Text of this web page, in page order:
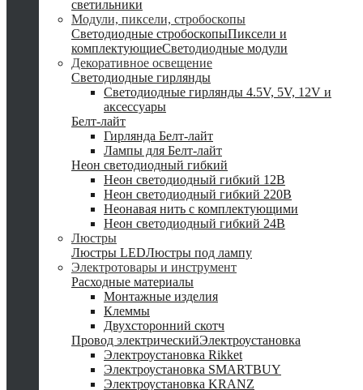
светильники
Модули, пиксели, стробоскопы
Светодиодные стробоскопыПиксели и
комплектующиеСветодиодные модули
Декоративное освещение
Светодиодные гирлянды
Светодиодные гирлянды 4.5V, 5V, 12V и
аксессуары
Белт-лайт
Гирлянда Белт-лайт
Лампы для Белт-лайт
Неон светодиодный гибкий
Неон светодиодный гибкий 12В
Неон светодиодный гибкий 220В
Неонавая нить с комплектующими
Неон светодиодный гибкий 24В
Люстры
Люстры LEDЛюстры под лампу
Электротовары и инструмент
Расходные материалы
Монтажные изделия
Клеммы
Двухсторонний скотч
Провод электрическийЭлектроустановка
Электроустановка Rikket
Электроустановка SMARTBUY
Электроустановка KRANZ